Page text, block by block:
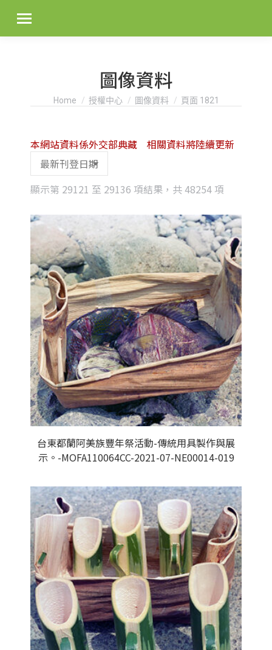
圖像資料
You are here:
Home 授權中心 圖像資料 頁面 1821
顯示第 29121 至 29136 項結果，共 48254 項
latest
本網站資料係外交部典藏 相關資料將陸續更新
台東都蘭阿美族豐年祭活動-傳統用具製作與展
示。-MOFA110064CC-2021-07-NE00014-019